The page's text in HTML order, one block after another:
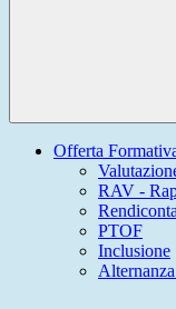
Offerta
RAV -
PTOF
Inclusione